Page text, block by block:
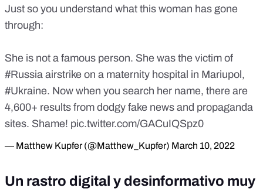
Just so you understand what this woman has gone
through:
She is not a famous person. She was the victim of
#Russia airstrike on a maternity hospital in Mariupol,
#Ukraine. Now when you search her name, there are
4,600+ results from dodgy fake news and propaganda
sites. Shame! pic.twitter.com/GACuIQSpz0
— Matthew Kupfer (@Matthew_Kupfer) March 10, 2022
Un rastro digital y desinformativo muy